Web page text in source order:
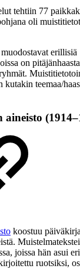
tehtiin 77
oli
erillisiä
on
teemaa/
(1914–
koostuu
joissa hän asui
ruotsiksi,